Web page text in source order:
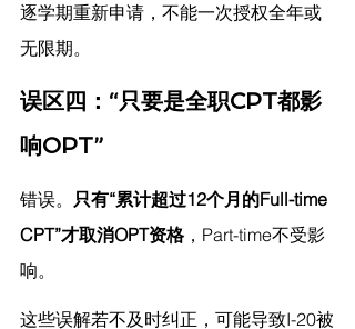
逐学期重新申请，不能一次授权全年或
无限期。
误区四：“只要是全职CPT都影
响OPT”
错误。 只有“累计超过12个月的Full-time
CPT”才取消OPT资格，Part-time不受影
响。
这些误解若不及时纠正，可能导致I-20被